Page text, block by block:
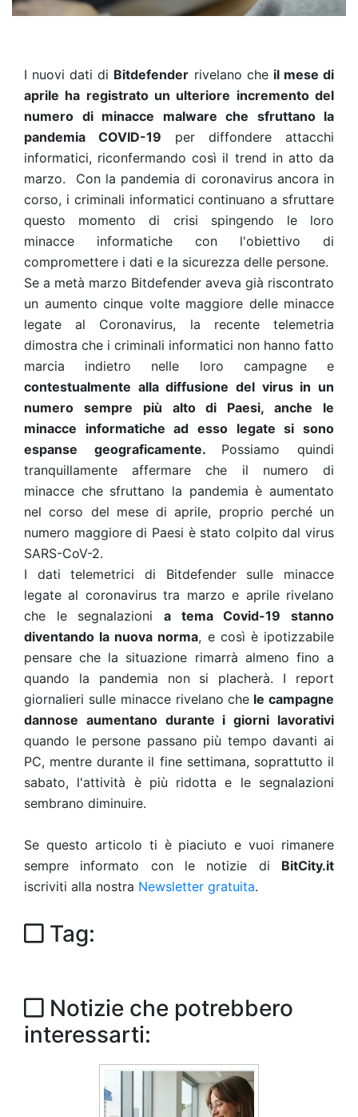
I nuovi dati di Bitdefender rivelano che il mese di
aprile ha registrato un ulteriore incremento del
numero di minacce malware che sfruttano la
pandemia COVID-19 per diffondere attacchi
informatici, riconfermando così il trend in atto da
marzo.
Con la pandemia di coronavirus ancora in
corso, i criminali informatici continuano a sfruttare
questo momento di crisi spingendo le loro
minacce informatiche con l'obiettivo di
compromettere i dati e la sicurezza delle persone.
Se a metà marzo Bitdefender aveva già riscontrato
un aumento cinque volte maggiore delle minacce
legate al Coronavirus, la recente telemetria
dimostra che i criminali informatici non hanno fatto
marcia indietro nelle loro campagne e
contestualmente alla diffusione del virus in un
numero sempre più alto di Paesi, anche le
minacce informatiche ad esso legate si sono
espanse geograficamente. Possiamo quindi
tranquillamente affermare che il numero di
minacce che sfruttano la pandemia è aumentato
nel corso del mese di aprile, proprio perché un
numero maggiore di Paesi è stato colpito dal virus
SARS-CoV-2.
I dati telemetrici di Bitdefender sulle minacce
legate al coronavirus tra marzo e aprile rivelano
che le segnalazioni a tema Covid-19 stanno
diventando la nuova norma, e così è ipotizzabile
pensare che la situazione rimarrà almeno fino a
quando la pandemia non si placherà. I report
giornalieri sulle minacce rivelano che le campagne
dannose aumentano durante i giorni lavorativi
quando le persone passano più tempo davanti ai
PC, mentre durante il fine settimana, soprattutto il
sabato, l'attività è più ridotta e le segnalazioni
sembrano diminuire.
Se questo articolo ti è piaciuto e vuoi rimanere
sempre informato con le notizie di BitCity.it
iscriviti alla nostra Newsletter gratuita.
Tag:
Notizie che potrebbero
interessarti: